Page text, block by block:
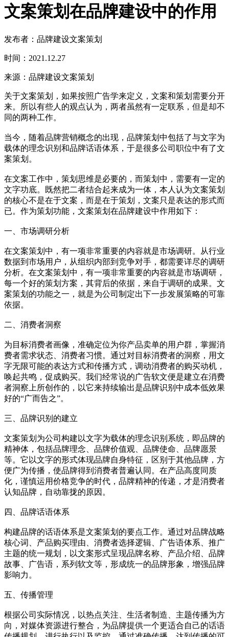
文案策划在品牌建设中的作用
发布者：品牌建设文案策划
时间：2021.12.27
来源：品牌建设文案策划
关于文案策划，如果按照广告学来定义，文案和策划需要分开
来。所以有些人的观点认为，两者虽然有一定联系，但是却不
同的两种工作。
当今，随着品牌营销概念的出现，品牌策划中包括了与文字为
载体的理念识别和品牌话语体系，于是很多公司职位中有了文
案策划。
在文案工作中，策划思维是必要的，而策划中，需要有一定的
文字功底。既然把二者结合起来成为一体，本人认为文案策划
的核心不是在于文案，而是在于策划，文案只是表达的形式而
已。作为策划功能，文案策划在品牌建设中作用如下：
一、市场调研分析
在文案策划中，有一项非常重要的内容就是市场调研。从行业
数据到市场用户，从组织内部到竞争对手，都需要详尽的调研
分析。在文案策划中，有一项非常重要的内容就是市场调研，
每一个好的策划方案，其背后的依据，来自于调研的成果。文
案策划的功能之一，就是为公司制定出下一步发展策略的可靠
依据。
二、消费者洞察
为目标消费者画像，准确定位为你产品卖单的用户群，掌握消
费者需求状态、消费者习惯。通过对目标消费者的洞察，用文
字无限可能的表达方式和传播方式，调动消费者的购买动机，
唤起共鸣，促成购买。我们经常说的广告软文便是建立在消费
者洞察上所创作的，以它来持续输出是品牌识别中成本低效果
好的“广而告之”。
三、品牌识别的建立
文案策划为公司构建以文字为载体的理念识别系统，即品牌的
精神体，包括品牌理念、品牌价值观、品牌使命、品牌愿景
等。它以文字的形式体现品牌自身特征，区别于其他品牌，方
便广为传播，使品牌得到消费者普遍认同。在产品高度同质
化，谨慎运用价格竞争的时代，品牌精神的传递，才是消费者
认知品牌，自动靠拢的原因。
四、品牌话语体系
构建品牌的话语体系是文案策划的要点工作。通过对品牌战略
核心词、产品购买理由、消费者选择逻辑、广告语体系、推广
主题的统一规划，以文案形式呈现品牌名称、产品介绍、品牌
故事、广告语，系列软文等，形成统一的品牌形象，增强品牌
影响力。
五、传播管理
根据公司实际情况，以热点关注、生活者制造、主题传播为方
向，对媒体资源进行整合，为品牌提供一个更适合自己的话语